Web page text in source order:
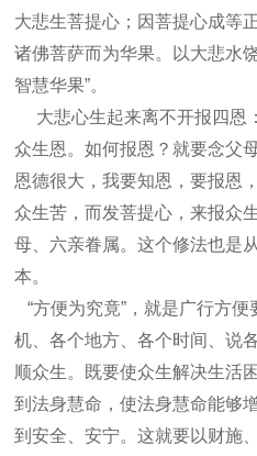
大悲生菩提心；因菩提心成等
诸佛菩萨而为华果。以大悲水
智慧华果”。
大悲心生起来离不开报四恩
众生恩。如何报恩？就要念父
恩德很大，我要知恩，要报恩
众生苦，而发菩提心，来报众
母、六亲眷属。这个修法也是
本。
“方便为究竟”，就是广行方
机、各个地方、各个时间、说
顺众生。既要使众生解决生活
到法身慧命，使法身慧命能够
到安全、安宁。这就要以财施